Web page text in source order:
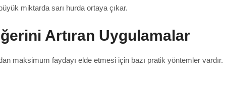
miktarda sarı hurda ortaya çıkar.
Artıran Uygulamalar
maksimum faydayı elde etmesi için bazı pratik yöntemler